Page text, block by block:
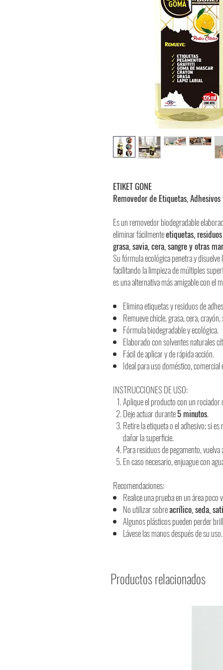
ETIKET GONE
Removedor de Etiquetas,
Es un removedor biodegradable
eliminar fácilmenteetiquetas,
grasa, savia, cera, sangre y otras
Su fórmula ecológica penetra y
facilitando la limpieza de múltiples
es una alternativa más amigable con el
Elimina etiquetas y residuos de
Remueve chicle, grasa, cera,
Fórmula biodegradable y ecológica.
Elaborado con solventes naturales
Fácil de aplicar y de rápida acción.
Ideal para uso doméstico,
INSTRUCCIONES DE USO:
Aplique el producto con un
Deje actuar durante5 minutos.
Retire la etiqueta o el adhesivo; si
dañar la superficie.
Para residuos de pegamento,
En caso necesario, enjuague con
Recomendaciones:
Realice una prueba en un área
No utilizar sobreacrílico, seda,
Algunos plásticos pueden perder
Lávese las manos después de su uso.
Productos relacionados